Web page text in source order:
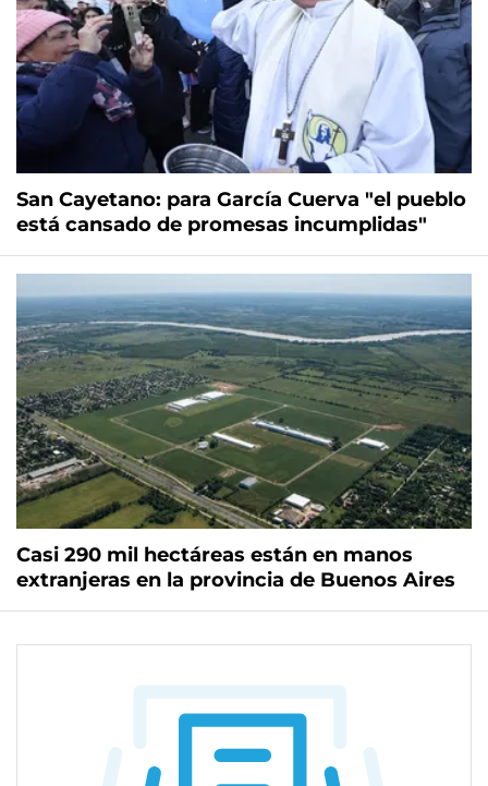
San Cayetano: para García Cuerva "el pueblo
está cansado de promesas incumplidas"
Casi 290 mil hectáreas están en manos
extranjeras en la provincia de Buenos Aires